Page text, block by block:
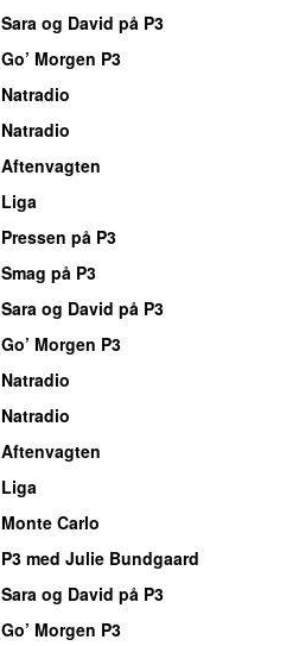
Sara og David på P3
Go’ Morgen P3
Natradio
Natradio
Aftenvagten
Liga
Pressen på P3
Smag på P3
Sara og David på P3
Go’ Morgen P3
Natradio
Natradio
Aftenvagten
Liga
Monte Carlo
P3 med Julie Bundgaard
Sara og David på P3
Go’ Morgen P3